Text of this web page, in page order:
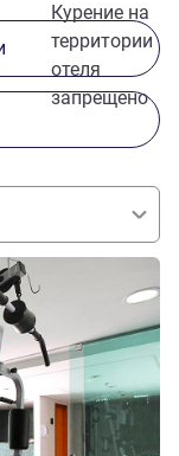
Курение на
территории
отеля
запрещено